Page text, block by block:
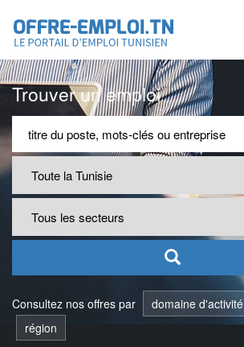
Trouver un emploi
Consultez nos offres par domaine d'activité
région